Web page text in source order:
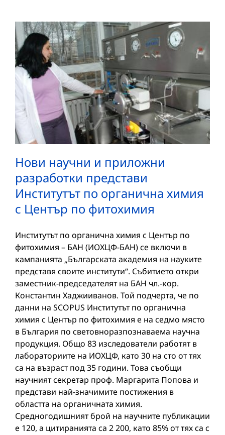
Нови научни и приложни
разработки представи
Институтът по органична химия
с Център по фитохимия
Институтът по органична химия с Център по
фитохимия – БАН (ИОХЦФ-БАН) се включи в
кампанията „Българската академия на науките
представя своите институти“. Събитието откри
заместник-председателят на БАН чл.-кор.
Константин Хаджииванов. Той подчерта, че по
данни на SCOPUS Институтът по органична
химия с Център по фитохимия е на седмо място
в България по световноразпознаваема научна
продукция. Общо 83 изследователи работят в
лабораториите на ИОХЦФ, като 30 на сто от тях
са на възраст под 35 години. Това съобщи
научният секретар проф. Маргарита Попова и
представи най-значимите постижения в
областта на органичната химия.
Средногодишният брой на научните публикации
е 120, а цитиранията са 2 200, като 85% от тях са с